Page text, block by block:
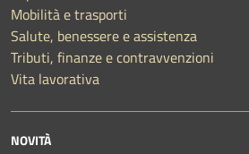
Mobilità e trasporti
Salute, benessere e assistenza
Tributi, finanze e contravvenzioni
Vita lavorativa
NOVITÀ